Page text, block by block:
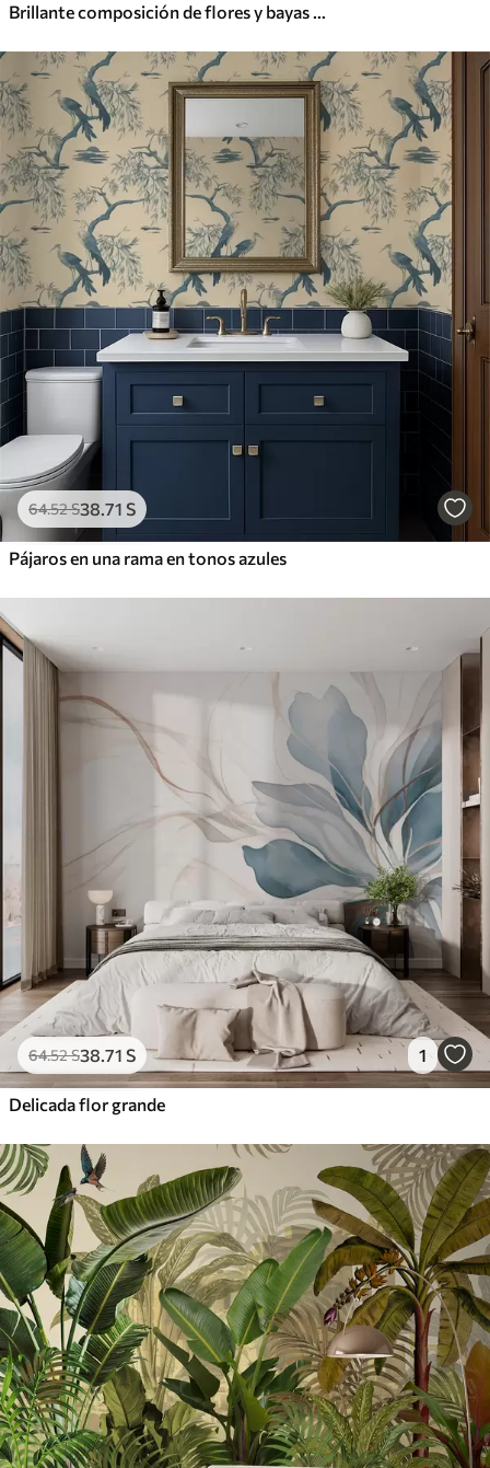
Brillante composición de flores y bayas con loros
64.52S38.71 S
Pájaros en una rama en tonos azules
64.52S38.71 S 1
Delicada flor grande